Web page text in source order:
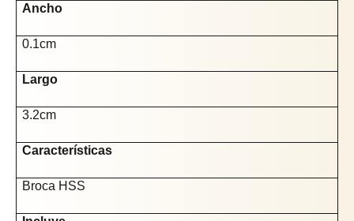
Ancho
0.1cm
Largo
3.2cm
Características
Broca HSS